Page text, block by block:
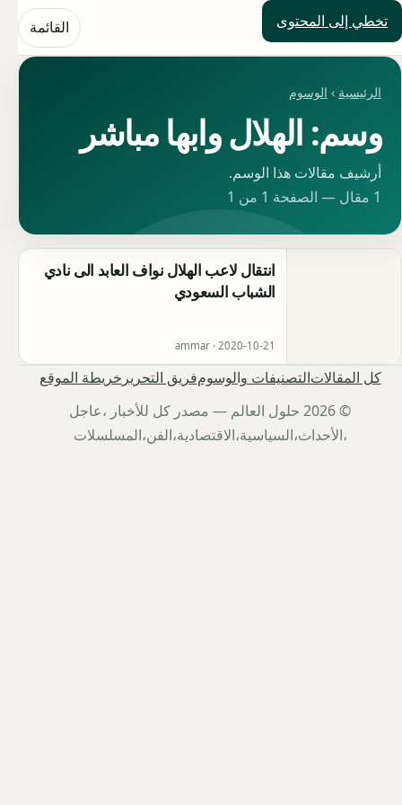
تخطي إلى المحتوى
حلول العالم القائمة
الرئيسية › الوسوم
وسم: الهلال وابها مباشر
أرشيف مقالات هذا الوسم.
1 مقال — الصفحة 1 من 1
انتقال لاعب الهلال نواف العابد الى نادي
الشباب السعودي
ammar · 2020-10-21
كل المقالاتالتصنيفات والوسومفريق التحرير خريطة الموقع
© 2026 حلول العالم — مصدر كل للأخبار ،عاجل
،الأحداث،السياسية،الاقتصادية،الفن،المسلسلات